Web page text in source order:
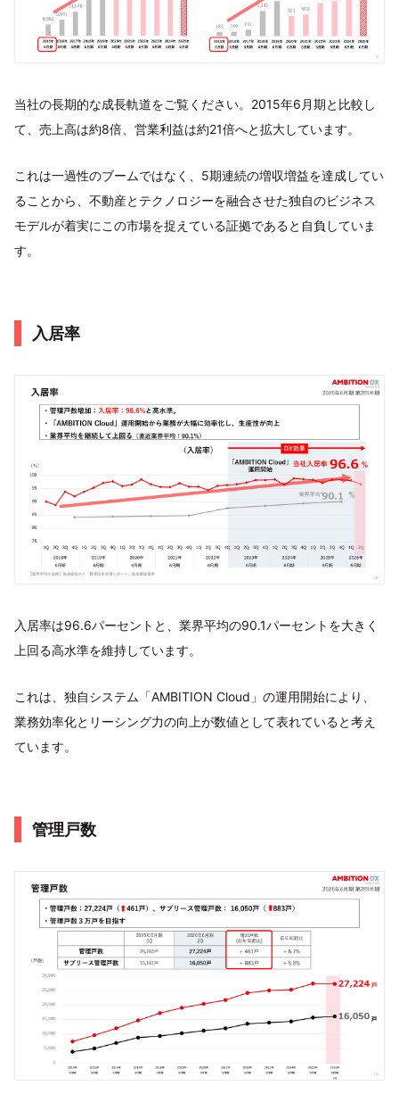
当社の長期的な成長軌道をご覧ください。2015年6月期と比較し
て、売上高は約8倍、営業利益は約21倍へと拡大しています。
これは一過性のブームではなく、5期連続の増収増益を達成してい
ることから、不動産とテクノロジーを融合させた独自のビジネス
モデルが着実にこの市場を捉えている証拠であると自負していま
す。
入居率
入居率は96.6パーセントと、業界平均の90.1パーセントを大きく
上回る高水準を維持しています。
これは、独自システム「AMBITION Cloud」の運用開始により、
業務効率化とリーシング力の向上が数値として表れていると考え
ています。
管理戸数